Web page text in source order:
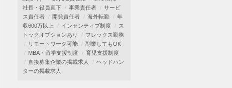
社長・役員直下
事業責任者
サービ
ス責任者
開発責任者 海外転勤
年
収600万以上
インセンティブ制度
ス
トックオプションあり
フレックス勤務
リモートワーク可能
副業してもOK
MBA・留学支援制度
育児支援制度
直接募集企業の掲載求人
ヘッドハン
ターの掲載求人